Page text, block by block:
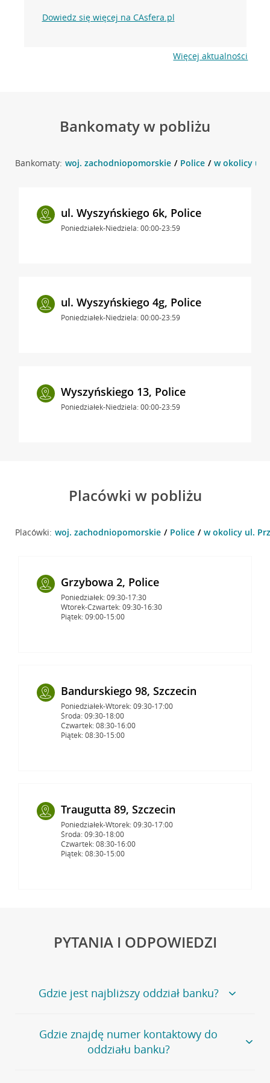
Dowiedz się więcej na CAsfera.pl
Więcej aktualności
Bankomaty w pobliżu
Bankomaty: woj. zachodniopomorskie Police w okolicy ul.
ul. Wyszyńskiego 6k, Police
Poniedziałek-Niedziela: 00:00-23:59
ul. Wyszyńskiego 4g, Police
Poniedziałek-Niedziela: 00:00-23:59
Wyszyńskiego 13, Police
Poniedziałek-Niedziela: 00:00-23:59
Placówki w pobliżu
Placówki: woj. zachodniopomorskie Police w okolicy ul.
Grzybowa 2, Police
Poniedziałek: 09:30-17:30
Wtorek-Czwartek: 09:30-16:30
Piątek: 09:00-15:00
Bandurskiego 98, Szczecin
Poniedziałek-Wtorek: 09:30-17:00
Środa: 09:30-18:00
Czwartek: 08:30-16:00
Piątek: 08:30-15:00
Traugutta 89, Szczecin
Poniedziałek-Wtorek: 09:30-17:00
Środa: 09:30-18:00
Czwartek: 08:30-16:00
Piątek: 08:30-15:00
PYTANIA I ODPOWIEDZI
Gdzie jest najbliższy oddział banku?
Jeśli szukasz oddziału naszego banku, zapraszamy na
stronęPlacówki i bankomaty, na której znajduje się
wygodna wyszukiwarka.
Gdzie znajdę numer kontaktowy do
oddziału banku?